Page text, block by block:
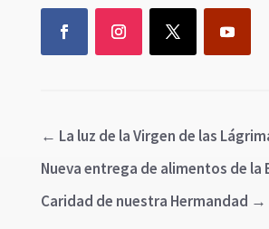
← La luz de la Virgen de las
Nueva entrega de alimentos de la
Caridad de nuestra Hermandad →